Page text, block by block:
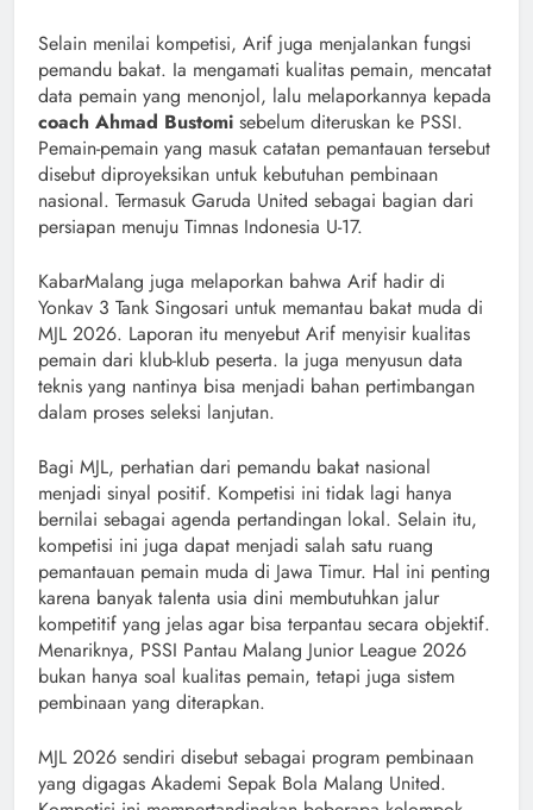
Selain menilai kompetisi, Arif juga menjalankan fungsi
pemandu bakat. Ia mengamati kualitas pemain, mencatat
data pemain yang menonjol, lalu melaporkannya kepada
coach Ahmad Bustomi sebelum diteruskan ke PSSI.
Pemain-pemain yang masuk catatan pemantauan tersebut
disebut diproyeksikan untuk kebutuhan pembinaan
nasional. Termasuk Garuda United sebagai bagian dari
persiapan menuju Timnas Indonesia U-17.
KabarMalang juga melaporkan bahwa Arif hadir di
Yonkav 3 Tank Singosari untuk memantau bakat muda di
MJL 2026. Laporan itu menyebut Arif menyisir kualitas
pemain dari klub-klub peserta. Ia juga menyusun data
teknis yang nantinya bisa menjadi bahan pertimbangan
dalam proses seleksi lanjutan.
Bagi MJL, perhatian dari pemandu bakat nasional
menjadi sinyal positif. Kompetisi ini tidak lagi hanya
bernilai sebagai agenda pertandingan lokal. Selain itu,
kompetisi ini juga dapat menjadi salah satu ruang
pemantauan pemain muda di Jawa Timur. Hal ini penting
karena banyak talenta usia dini membutuhkan jalur
kompetitif yang jelas agar bisa terpantau secara objektif.
Menariknya, PSSI Pantau Malang Junior League 2026
bukan hanya soal kualitas pemain, tetapi juga sistem
pembinaan yang diterapkan.
MJL 2026 sendiri disebut sebagai program pembinaan
yang digagas Akademi Sepak Bola Malang United.